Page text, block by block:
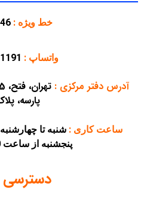
خط ویژه :
واتساپ :
آدرس دفتر مرکزی:
پارسه، پلاک
ساعت کاری :
پنجشنبه از ساعت 8:30 تا 12:30